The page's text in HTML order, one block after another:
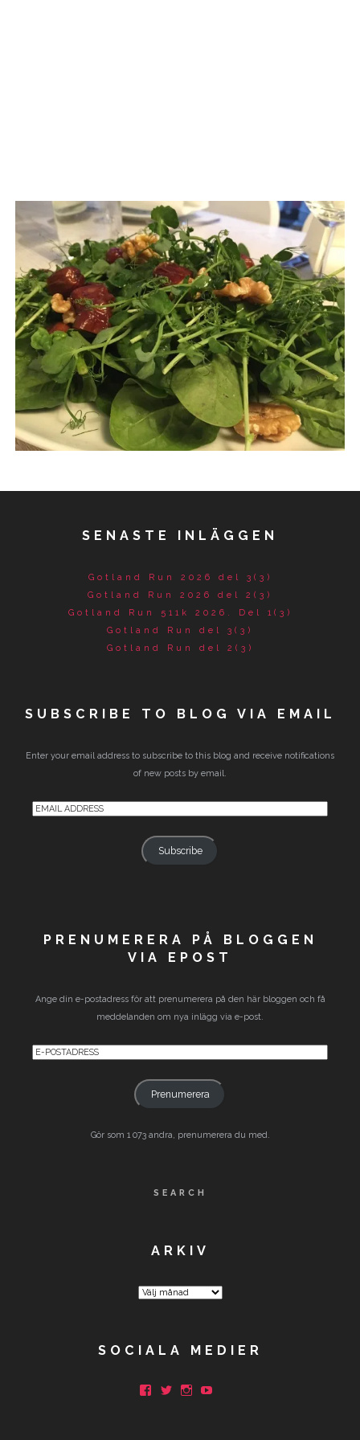
SENASTE INLÄGGEN
Gotland Run 2026 del 3(3)
Gotland Run 2026 del 2(3)
Gotland Run 511k 2026. Del 1(3)
Gotland Run del 3(3)
Gotland Run del 2(3)
SUBSCRIBE TO BLOG VIA EMAIL
Enter your email address to subscribe to this blog and receive notifications
of new posts by email.
Email
Subscribe
PRENUMERERA PÅ BLOGGEN
VIA EPOST
Ange din e-postadress för att prenumerera på den här bloggen och få
meddelanden om nya inlägg via e-post.
E-
Prenumerera
Gör som 1 073 andra, prenumerera du med.
SEARCH
ARKIV
Arkiv
SOCIALA MEDIER
Facebook
Twitter
Instagram